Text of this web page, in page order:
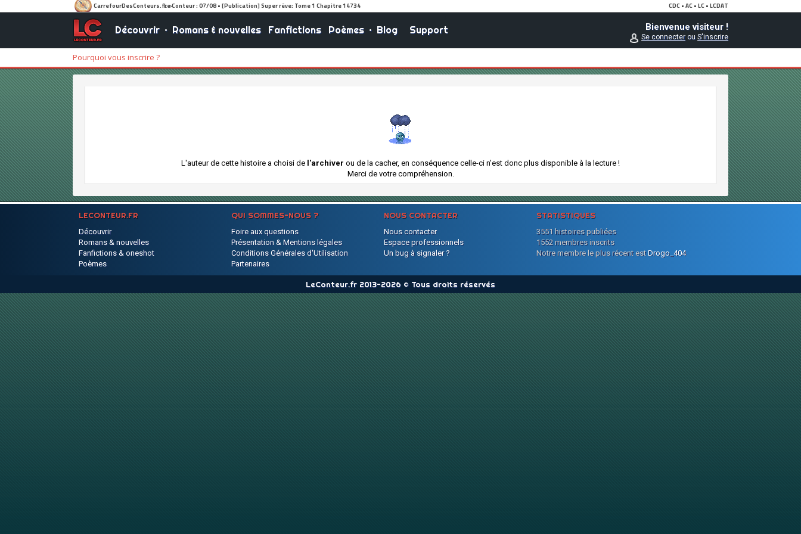
Découvrir• Romans & nouvelles Fanfictions Poèmes• Blog Support Bienvenue visiteur !
Se connecterou S'inscrire
Pourquoi vous inscrire ?
L'auteur de cette histoire a choisi de l'archiver ou de la cacher, en conséquence celle-ci n'est donc plus disponible à la lecture !
Merci de votre compréhension.
LECONTEUR.FR QUI SOMMES-NOUS ? NOUS CONTACTER STATISTIQUES
Découvrir
Romans & nouvelles
Fanfictions & oneshot
Poèmes
Foire aux questions
Présentation & Mentions légales
Conditions Générales d'Utilisation
Partenaires
Nous contacter
Espace professionnels
Un bug à signaler ?
3551 histoires publiées
1552 membres inscrits
Notre membre le plus récent estDrogo_404
LeConteur.fr 2013-2026 © Tous droits réservés